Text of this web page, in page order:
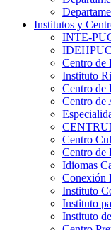
Institutos y
INTE-
Centro de
Instituto
Centro de
Centro de
Centro
Centro de
Idiomas
Conexión
Instituto
Instituto
Instituto